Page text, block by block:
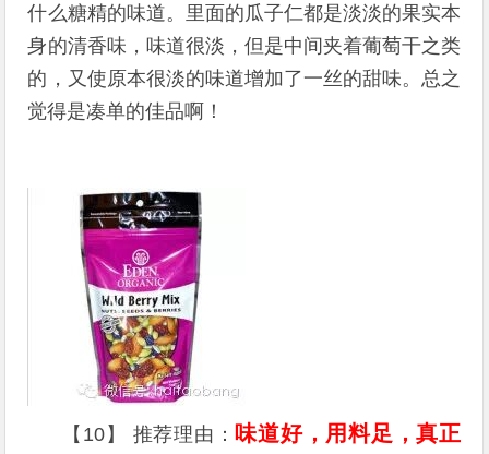
什么糖精的味道。里面的瓜子仁都是淡淡的果实本
身的清香味，味道很淡，但是中间夹着葡萄干之类
的，又使原本很淡的味道增加了一丝的甜味。总之
觉得是凑单的佳品啊！
【10】 推荐理由：味道好，用料足，真正